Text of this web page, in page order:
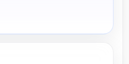
pédagogue et je n'hésite
que les cours de
(première année